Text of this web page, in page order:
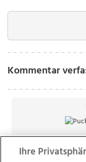
Kommentar
Ihre